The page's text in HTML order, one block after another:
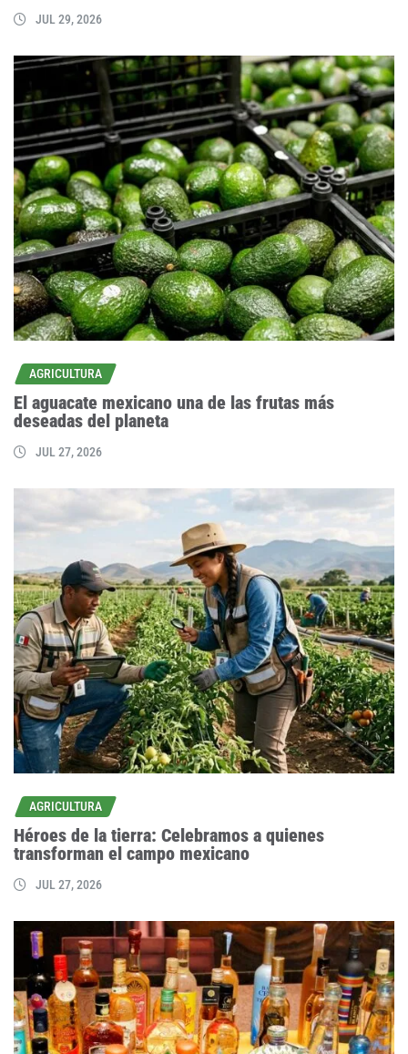
JUL 29, 2026
AGRICULTURA
El aguacate mexicano una de las frutas más
deseadas del planeta
JUL 27, 2026
AGRICULTURA
Héroes de la tierra: Celebramos a quienes
transforman el campo mexicano
JUL 27, 2026